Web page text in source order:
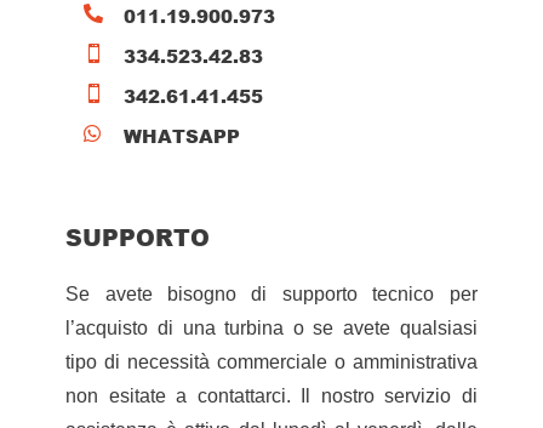
 011.19.900.973
 334.523.42.83
 342.61.41.455
 WHATSAPP
SUPPORTO
Se avete bisogno di supporto tecnico per
l’acquisto di una turbina o se avete qualsiasi
tipo di necessità commerciale o amministrativa
non esitate a contattarci. Il nostro servizio di